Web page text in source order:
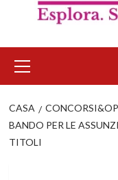
principale
CASA
BANDO PER LE
TITOLI